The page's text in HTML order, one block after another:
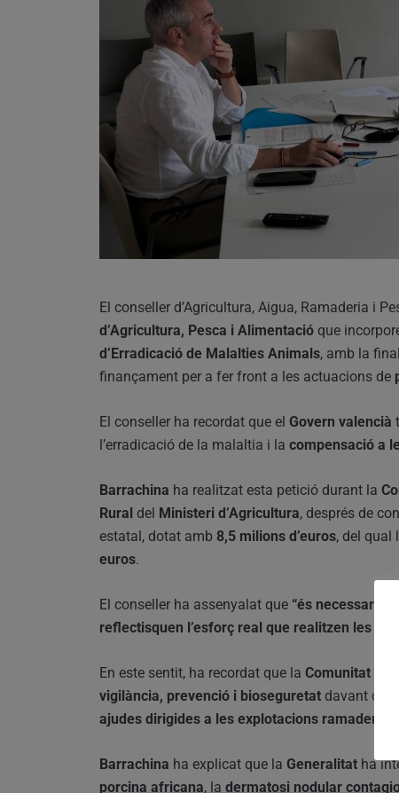
El conseller d’Agricultura, Aigua, Ramaderia i
d’Agricultura, Pesca i Alimentació que
d’Erradicació de Malalties Animals, amb la
finançament per a fer front a les actuacions de
El conseller ha recordat que el Govern valencià
l’erradicació de la malaltia i la compensació a
Barrachina ha realitzat esta petició durant la
Rural del Ministeri d’Agricultura, després de
estatal, dotat amb 8,5 milions d’euros, del qual
euros.
El conseller ha assenyalat que “és necessari
reflectisquen l’esforç real que realitzen les
En este sentit, ha recordat que la Comunitat
vigilància, prevenció i bioseguretat davant de
ajudes dirigides a les explotacions ramaderes
Barrachina ha explicat que la Generalitat ha
porcina africana, la dermatosi nodular